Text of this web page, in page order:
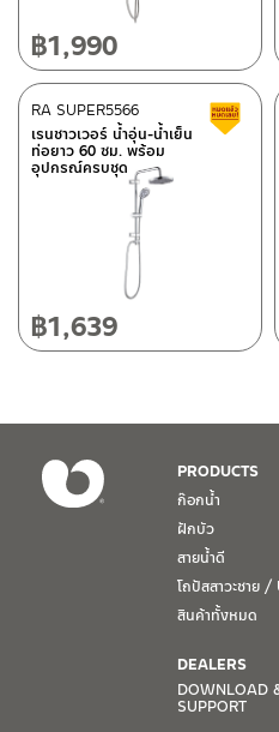
โทร: 02-358-0080 / 080-075-
ศูนย์บริการและอะไหล่ เชียงใหม่
118/33 โครงการอรสิริน ม.8 ต.สันปู
โทร: 080-075-2626
วันและเวลาทำการ
วันจันทร์ – วันศุกร์ เวลา 8:30-
วันเสาร์ เวลา 8:30-15:00 น.
1. การรับประกัน จะต้องมีหลักฐานก
ขอตรวจสอบโดยนับวันซื้อขายเป็นส
เงื่อนไขการรับประกันสินค้าได้ หากไม่
2. การรับประกันสินค้า จะรับประกัน
ปกติ หากมีตำหนิ ชำรุด ร้าว ตกพื้น
3. การรับประกันสินค้า จะรับประกัน
รับประกันเฉพาะวาล์วก๊อกน้ำไม่รั่ว
ติดต่อ ชาญไพบูลย์ / Contact Us
฿1,990
เรนชาวเวอร์ น้ำอุ่น-น้ำเย็น
ท่อยาว 60 ซม. พร้อม
อุปกรณ์ครบชุด
RA SUPER5566
฿1,639
PRODUCTS
ก๊อกน้ำ
ฝักบัว
สายน้ำดี
โถปัสสาวะชาย
สินค้าทั้งหมด
DEALERS
DOWNLOAD
SUPPORT